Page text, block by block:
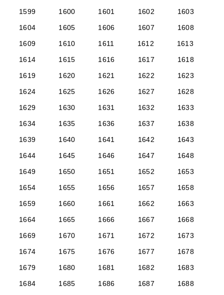
1599
1600 1601 1602
1603
1604
1605 1606 1607
1608
1609
1610 1611 1612
1613
1614
1615 1616 1617
1618
1619
1620 1621 1622
1623
1624
1625 1626 1627
1628
1629
1630 1631 1632
1633
1634
1635 1636 1637
1638
1639
1640 1641 1642
1643
1644
1645 1646 1647
1648
1649
1650 1651 1652
1653
1654
1655 1656 1657
1658
1659
1660 1661 1662
1663
1664
1665 1666 1667
1668
1669
1670 1671 1672
1673
1674
1675 1676 1677
1678
1679
1680 1681 1682
1683
1684
1685 1686 1687
1688